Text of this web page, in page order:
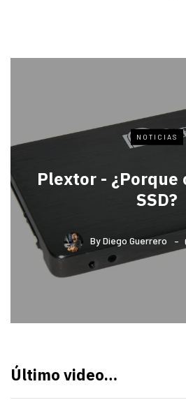
NOTICIAS
Plextor - ¿Porque
SSD?
ByDiego Guerrero
Último video…